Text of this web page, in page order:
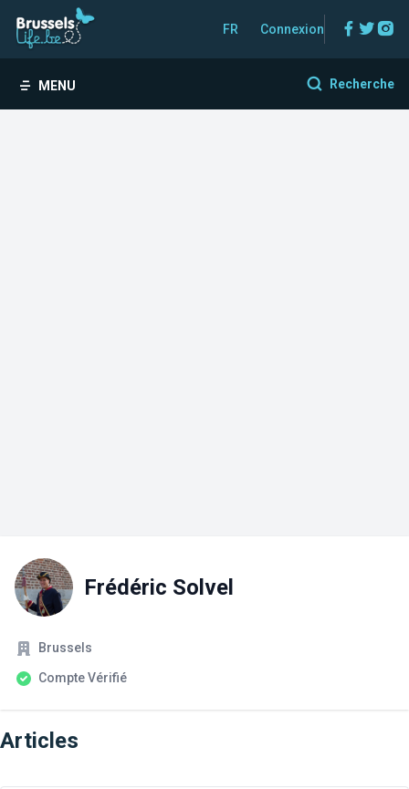
FR Connexion
MENU Recherche
Frédéric Solvel
SociétéBrussels
Statut du compte
Compte Vérifié
Articles